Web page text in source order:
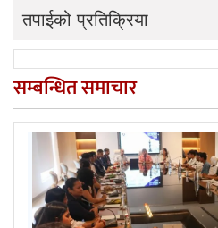
तपाईको प्रतिक्रिया
सम्बन्धित समाचार